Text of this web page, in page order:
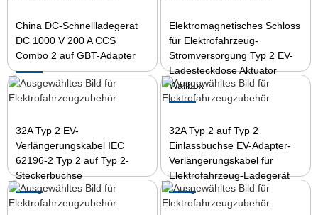
China DC-Schnellladegerät
DC 1000 V 200 A CCS
Combo 2 auf GBT-Adapter
Elektromagnetisches Schloss
für Elektrofahrzeug-
Stromversorgung Typ 2 EV-
Ladesteckdose Aktuator
Wallbox
32A Typ 2 EV-
Verlängerungskabel IEC
62196-2 Typ 2 auf Typ 2-
Steckerbuchse
32A Typ 2 auf Typ 2
Einlassbuchse EV-Adapter-
Verlängerungskabel für
Elektrofahrzeug-Ladegerät